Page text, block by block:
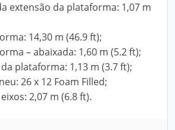
extensão da plataforma: 1,07 m
14,30 m (46.9 ft);
– abaixada: 1,60 m (5.2 ft);
plataforma: 1,13 m (3.7 ft);
26 x 12 Foam Filled;
2,07 m (6.8 ft).